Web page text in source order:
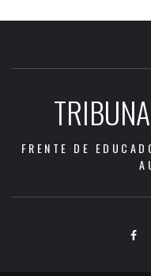
FRENTE DE